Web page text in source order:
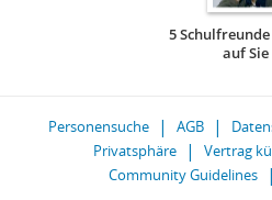
5
auf Sie
Personensuche AGB
Privatsphäre
Vertrag
Community Guidelines